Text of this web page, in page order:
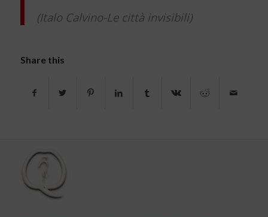
(Italo Calvino-Le città invisibili)
Share this